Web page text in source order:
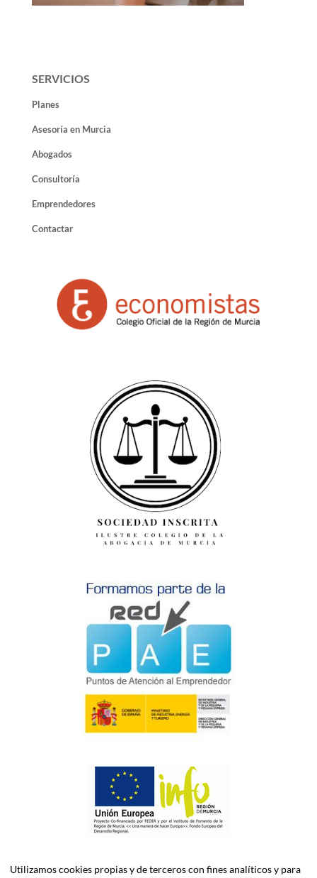
SERVICIOS
Planes
Asesoría en Murcia
Abogados
Consultoría
Emprendedores
Contactar
Utilizamos cookies propias y de terceros con fines analíticos y para